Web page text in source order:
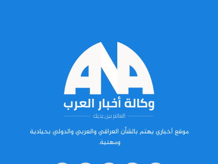
موقع أخباري يهتم بالشأن العراقي والعربي والدولي بحيادية
ومهنية.